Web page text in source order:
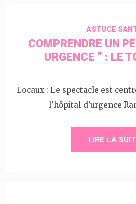
ASTUCE
COMPRENDRE UN
URGENCE ” : LE
Locaux : Le spectacle est
l’hôpital d’urgence
LIRE LA